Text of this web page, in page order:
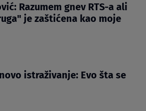
Razumem gnev RTS-a ali
je zaštićena kao moje
istraživanje: Evo šta se